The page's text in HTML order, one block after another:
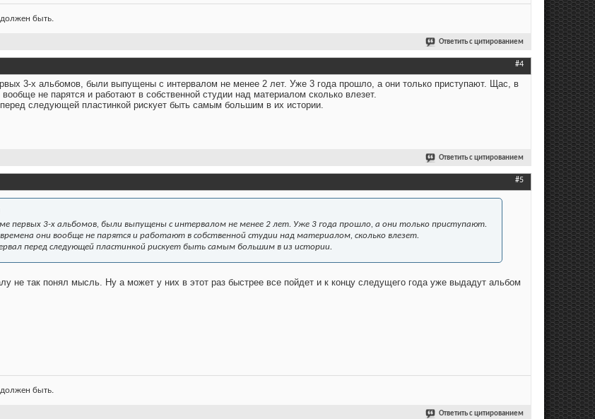
быть.
Ответить с цитированием
#4
3-х альбомов, были выпущены с интервалом не менее 2 лет. Уже 3 года прошло, а они только приступают. Щас, в
не парятся и работают в собственной студии над материалом сколько влезет.
следующей пластинкой рискует быть самым большим в их истории.
Ответить с цитированием
#5
первых 3-х альбомов, были выпущены с интервалом не менее 2 лет. Уже 3 года прошло, а они только приступают.
они вообще не парятся и работают в собственной студии над материалом, сколько влезет.
перед следующей пластинкой рискует быть самым большим в из истории.
не так понял мысль. Ну а может у них в этот раз быстрее все пойдет и к концу следущего года уже выдадут альбом
быть.
Ответить с цитированием